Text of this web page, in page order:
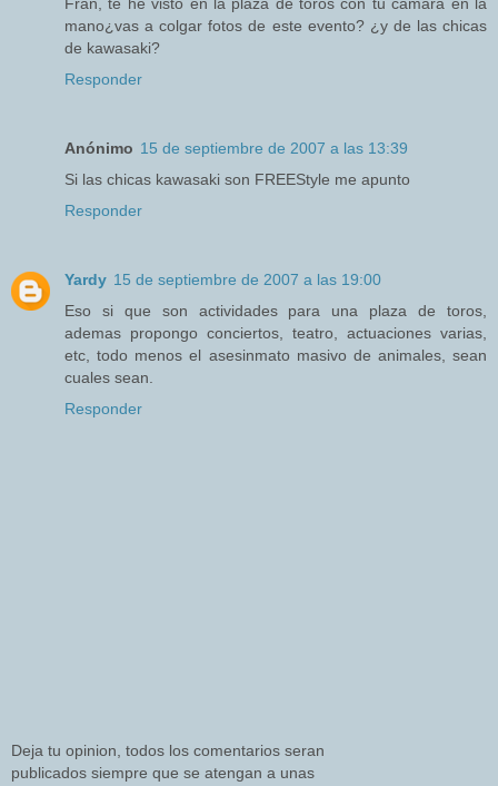
mano¿vas a colgar fotos de este evento? ¿y de las chicas
de kawasaki?
Responder
Anónimo 15 de septiembre de 2007 a las 13:39
Si las chicas kawasaki son FREEStyle me apunto
Responder
Yardy 15 de septiembre de 2007 a las 19:00
Eso si que son actividades para una plaza de toros,
ademas propongo conciertos, teatro, actuaciones varias,
etc, todo menos el asesinmato masivo de animales, sean
cuales sean.
Responder
Deja tu opinion, todos los comentarios seran
publicados siempre que se atengan a unas